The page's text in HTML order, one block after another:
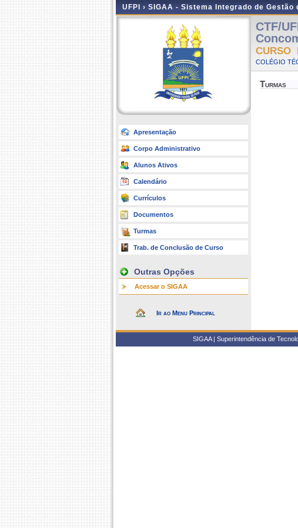
UFPI › SIGAA - Sistema Integrado de
Apresentação
Corpo Administrativo
Alunos Ativos
Calendário
Currículos
Documentos
Turmas
Trab. de Conclusão de Curso
Outras Opções
Acessar o SIGAA
Ir ao Menu Principal
CTF/
CURSO
COLÉGIO
Turmas
SIGAA | Superintendência de